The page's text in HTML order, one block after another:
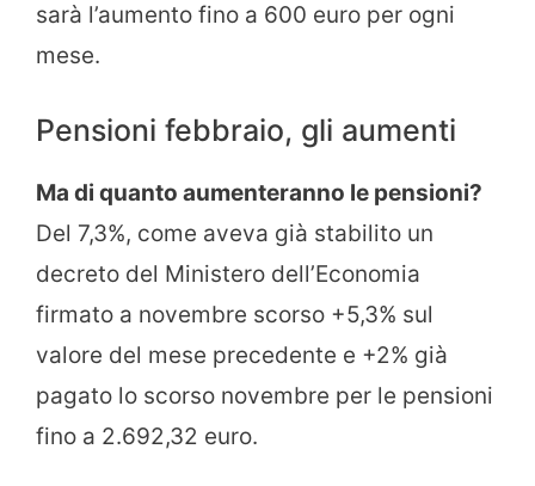
sarà l’aumento fino a 600 euro per ogni
mese.
Pensioni febbraio, gli aumenti
Ma di quanto aumenteranno le pensioni?
Del 7,3%, come aveva già stabilito un
decreto del Ministero dell’Economia
firmato a novembre scorso +5,3% sul
valore del mese precedente e +2% già
pagato lo scorso novembre per le pensioni
fino a 2.692,32 euro.